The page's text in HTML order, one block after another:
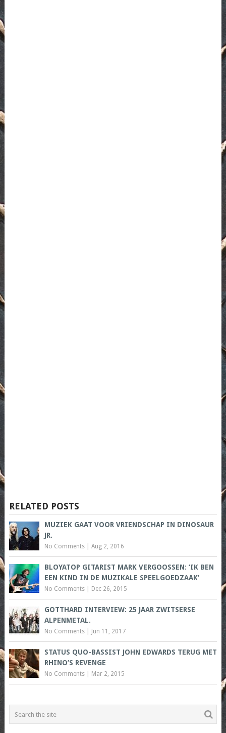
RELATED POSTS
MUZIEK GAAT VOOR VRIENDSCHAP IN DINOSAUR
JR.
No Comments| Aug 2, 2016
BLOYATOP GITARIST MARK VERGOOSSEN: ‘IK BEN
EEN KIND IN DE MUZIKALE SPEELGOEDZAAK’
No Comments| Dec 26, 2015
GOTTHARD INTERVIEW: 25 JAAR ZWITSERSE
ALPENMETAL.
No Comments| Jun 11, 2017
STATUS QUO-BASSIST JOHN EDWARDS TERUG MET
RHINO’S REVENGE
No Comments| Mar 2, 2015